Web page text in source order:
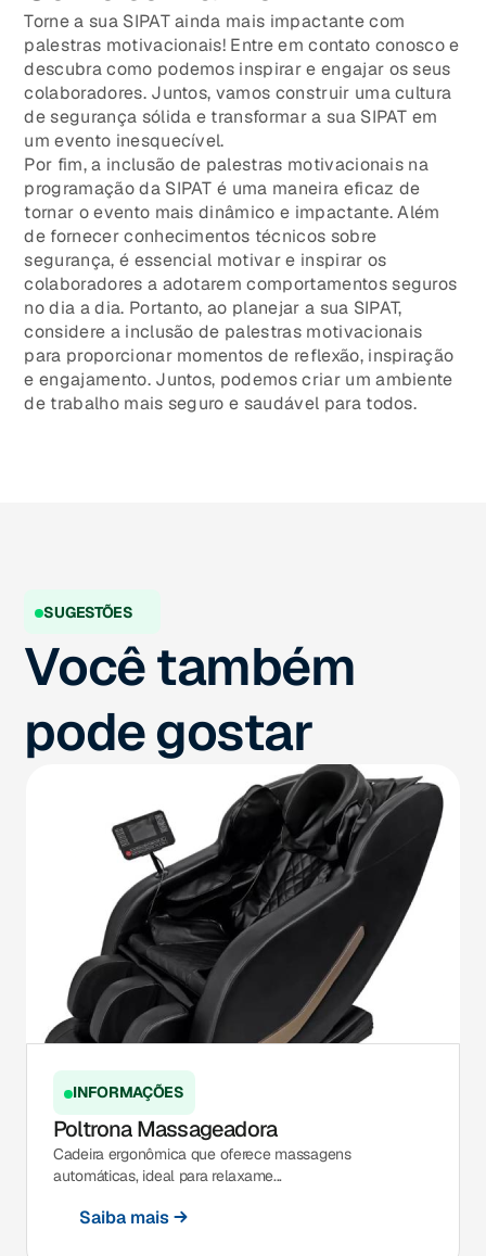
Torne a sua SIPAT ainda mais impactante com
palestras motivacionais! Entre em contato conosco e
descubra como podemos inspirar e engajar os seus
colaboradores. Juntos, vamos construir uma cultura
de segurança sólida e transformar a sua SIPAT em
um evento inesquecível.
Por fim, a inclusão de palestras motivacionais na
programação da SIPAT é uma maneira eficaz de
tornar o evento mais dinâmico e impactante. Além
de fornecer conhecimentos técnicos sobre
segurança, é essencial motivar e inspirar os
colaboradores a adotarem comportamentos seguros
no dia a dia. Portanto, ao planejar a sua SIPAT,
considere a inclusão de palestras motivacionais
para proporcionar momentos de reflexão, inspiração
e engajamento. Juntos, podemos criar um ambiente
de trabalho mais seguro e saudável para todos.
SUGESTÕES
Você também
pode gostar
INFORMAÇÕES
Poltrona Massageadora
Cadeira ergonômica que oferece massagens
automáticas, ideal para relaxame...
Saiba mais